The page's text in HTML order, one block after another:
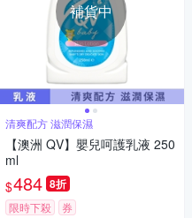
補貨中
清爽配方 滋潤保濕
【澳洲 QV】嬰兒呵護乳液 250
ml
$484 8折
限時下殺 券